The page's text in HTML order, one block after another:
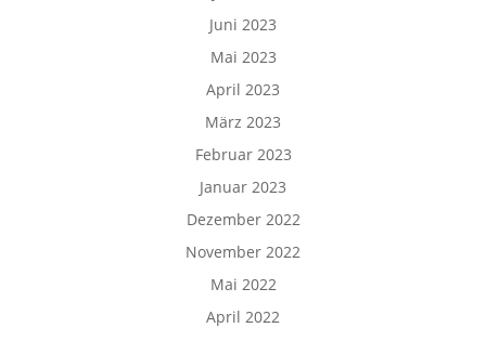
Juni 2023
Mai 2023
April 2023
März 2023
Februar 2023
Januar 2023
Dezember 2022
November 2022
Mai 2022
April 2022